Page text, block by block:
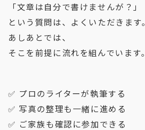
「文章は自分で書けませんが？」
という質問は、よくいただきます。
あしあとでは、
そこを前提に流れを組んでいます。
✅ プロのライターが執筆する
✅ 写真の整理も一緒に進める
✅ ご家族も確認に参加できる